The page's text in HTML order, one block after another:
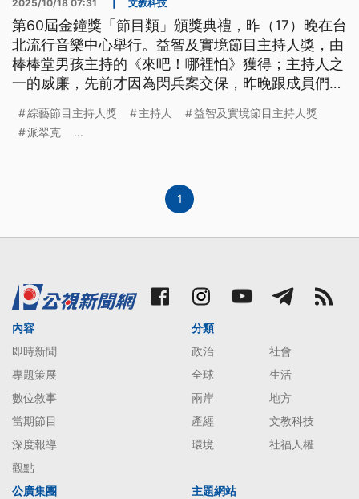
2025/10/18 07:31 文教科技
第60屆金鐘獎「節目類」頒獎典禮，昨（17）晚在台
北流行音樂中心舉行。益智及實境節目主持人獎，由
棒棒堂男孩主持的《來吧！哪裡怕》獲得；主持人之
一的威廉，先前才因為閃兵案交保，昨晚跟成員們一
多實力派主持人，共同獲得綜藝節目主持人獎。
綜藝節目主持人獎 主持人
益智及實境節目主持人獎
派翠克
...
1
內容
即時新聞
專題策展
數位敘事
當期節目
深度報導
觀點
分類
政治
社會
全球
生活
兩岸
地方
產經
文教科技
環境
社福人權
公廣集團 主題網站